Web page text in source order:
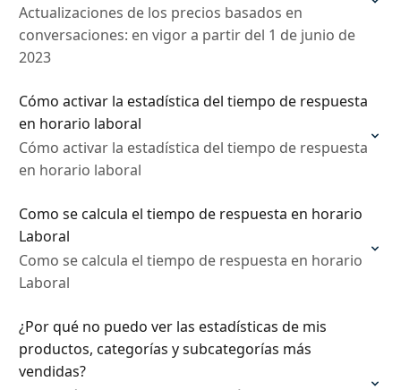
Actualizaciones de los precios basados en
conversaciones: en vigor a partir del 1 de junio de
2023
Cómo activar la estadística del tiempo de respuesta
en horario laboral
Cómo activar la estadística del tiempo de respuesta
en horario laboral
Como se calcula el tiempo de respuesta en horario
Laboral
Como se calcula el tiempo de respuesta en horario
Laboral
¿Por qué no puedo ver las estadísticas de mis
productos, categorías y subcategorías más
vendidas?